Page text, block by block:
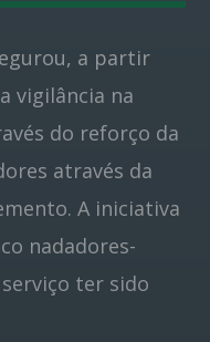
a partir
vigilância na
do reforço da
através da
A iniciativa
nadadores-
ter sido